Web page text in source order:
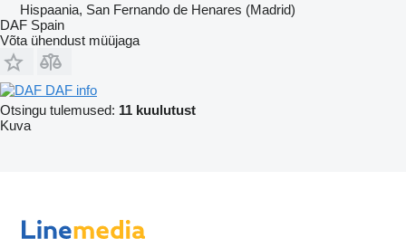
Hispaania, San Fernando de Henares (Madrid)
DAF Spain
Võta ühendust müüjaga
DAF info
Otsingu tulemused: 11 kuulutust
Kuva